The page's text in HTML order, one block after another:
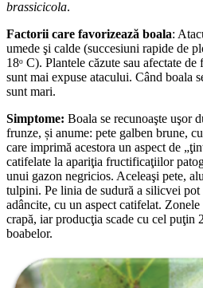
brassicicola.
Factorii care favorizează boala:
umede şi calde (succesiuni rapide de
18ᵒ C). Plantele căzute sau afectate
sunt mai expuse atacului. Când boala
sunt mari.
Simptome: Boala se recunoaşte uşor
frunze, și anume: pete galben brune,
care imprimă acestora un aspect de
catifelate la apariţia fructificaţiilor
unui gazon negricios. Aceleaşi pete,
tulpini. Pe linia de sudură a silicvei pot
adâncite, cu un aspect catifelat.
crapă, iar producţia scade cu cel puţin
boabelor.